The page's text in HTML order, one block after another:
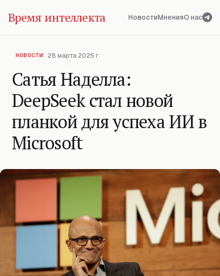
Время интеллекта НовостиМненияО нас
НОВОСТИ 28 марта 2025 г.
Сатья Наделла:
DeepSeek стал новой
планкой для успеха ИИ в
Microsoft